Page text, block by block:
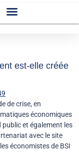
est-elle créée
de crise, en
économiques
et également les
avec le site
économistes de BSI